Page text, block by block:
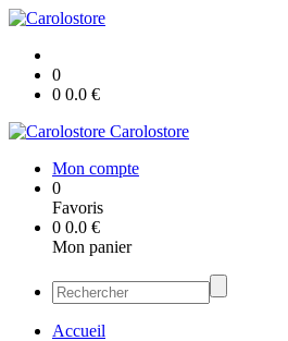
0
0 0.0 €
Carolostore
Mon compte
0
Favoris
0 0.0 €
Mon panier
Accueil